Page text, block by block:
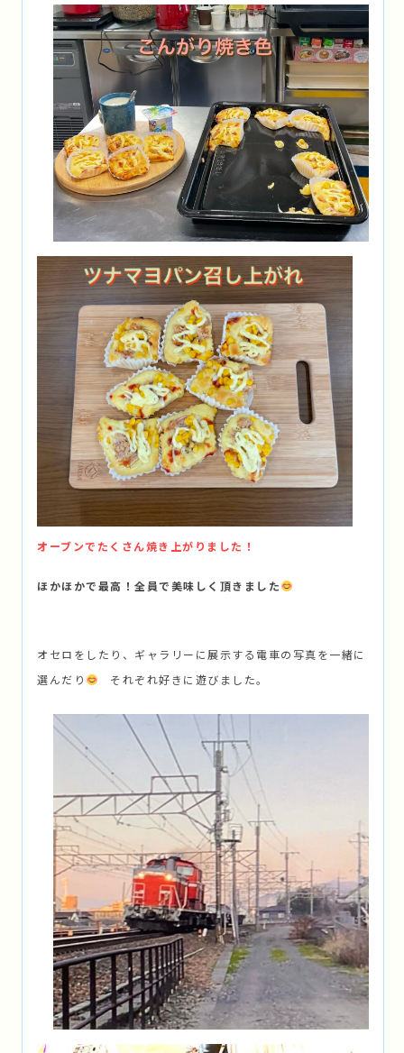
オーブンでたくさん焼き上がりました！
ほかほかで最高！全員で美味しく頂きました
オセロをしたり、ギャラリーに展示する電車の写真を一緒に
選んだり
それぞれ好きに遊びました。